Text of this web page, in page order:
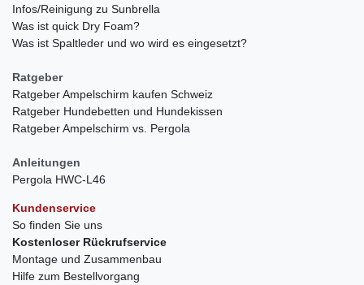
Infos/Reinigung zu Sunbrella
Was ist quick Dry Foam?
Was ist Spaltleder und wo wird es eingesetzt?
Ratgeber
Ratgeber Ampelschirm kaufen Schweiz
Ratgeber Hundebetten und Hundekissen
Ratgeber Ampelschirm vs. Pergola
Anleitungen
Pergola HWC-L46
Kundenservice
So finden Sie uns
Kostenloser Rückrufservice
Montage und Zusammenbau
Hilfe zum Bestellvorgang